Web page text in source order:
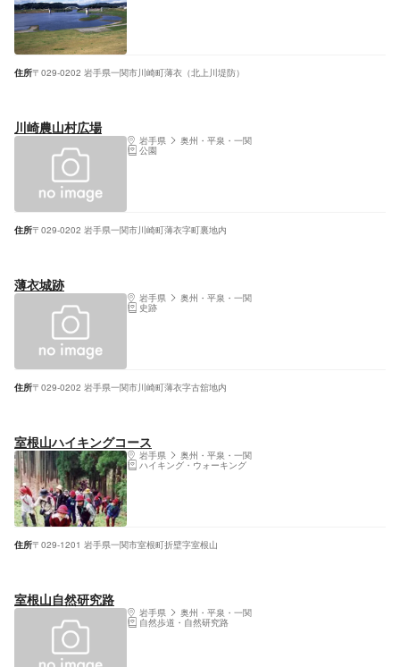
住所〒029-0202 岩手県一関市川崎町薄衣（北上川堤防）
川崎農山村広場
岩手県 奥州・平泉・一関
公園
住所〒029-0202 岩手県一関市川崎町薄衣字町裏地内
薄衣城跡
岩手県 奥州・平泉・一関
史跡
住所〒029-0202 岩手県一関市川崎町薄衣字古舘地内
室根山ハイキングコース
岩手県 奥州・平泉・一関
ハイキング・ウォーキング
住所〒029-1201 岩手県一関市室根町折壁字室根山
室根山自然研究路
岩手県 奥州・平泉・一関
自然歩道・自然研究路